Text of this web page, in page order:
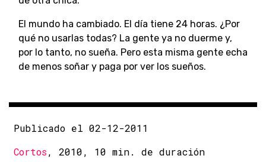
El mundo ha cambiado. El día tiene 24 horas. ¿Por
qué no usarlas todas? La gente ya no duerme y,
por lo tanto, no sueña. Pero esta misma gente echa
de menos soñar y paga por ver los sueños.
Publicado el 02-12-2011
Cortos, 2010, 10 min. de duración